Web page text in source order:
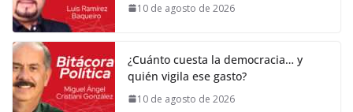
10 de agosto de 2026
¿Cuánto cuesta la democracia… y
quién vigila ese gasto?
10 de agosto de 2026